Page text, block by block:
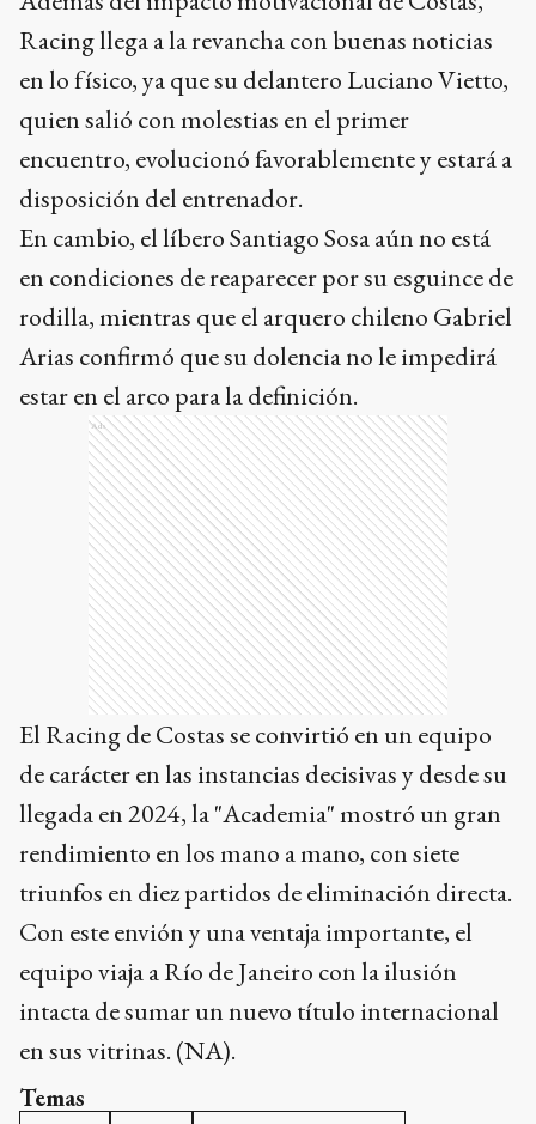
Racing llega a la revancha con buenas noticias
en lo físico, ya que su delantero Luciano Vietto,
quien salió con molestias en el primer
encuentro, evolucionó favorablemente y estará a
disposición del entrenador.
En cambio, el líbero Santiago Sosa aún no está
en condiciones de reaparecer por su esguince de
rodilla, mientras que el arquero chileno Gabriel
Arias confirmó que su dolencia no le impedirá
estar en el arco para la definición.
Ads
El Racing de Costas se convirtió en un equipo
de carácter en las instancias decisivas y desde su
llegada en 2024, la "Academia" mostró un gran
rendimiento en los mano a mano, con siete
triunfos en diez partidos de eliminación directa.
Con este envión y una ventaja importante, el
equipo viaja a Río de Janeiro con la ilusión
intacta de sumar un nuevo título internacional
en sus vitrinas. (NA).
Temas